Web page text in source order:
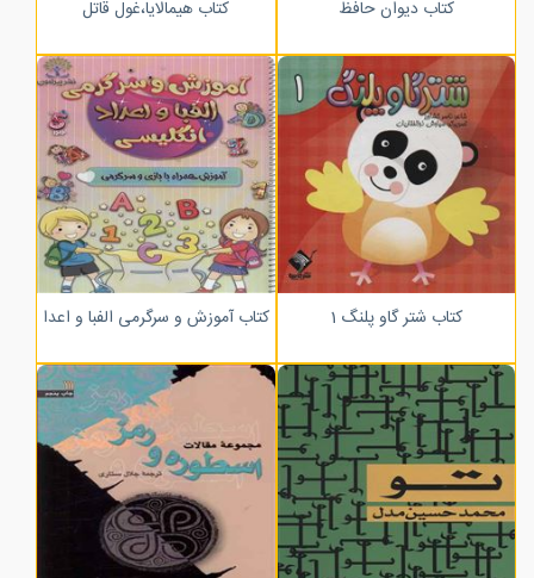
کتاب دیوان حافظ کتاب هیمالایا،غول قاتل
کتاب شتر گاو پلنگ 1 کتاب آموزش و سرگرمی الفبا و اعداد